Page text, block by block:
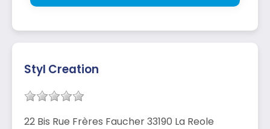
Styl Creation
22 Bis Rue Frères Faucher 33190 La Reole